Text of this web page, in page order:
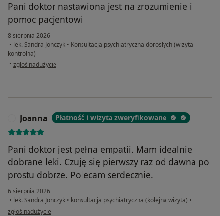
Pani doktor nastawiona jest na zrozumienie i
pomoc pacjentowi
8 sierpnia 2026
• lek. Sandra Jonczyk • Konsultacja psychiatryczna dorosłych (wizyta
kontrolna)
• w opinii użytkownika Magdalena
zgłoś nadużycie
Joanna Płatność i wizyta zweryfikowane
Pani doktor jest pełna empatii. Mam idealnie
dobrane leki. Czuję się pierwszy raz od dawna po
prostu dobrze. Polecam serdecznie.
6 sierpnia 2026
• lek. Sandra Jonczyk • konsultacja psychiatryczna (kolejna wizyta) •
w opinii użytkownika Joanna
zgłoś nadużycie